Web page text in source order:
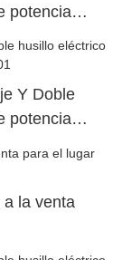
potencia
Y Doble
potencia
a la venta